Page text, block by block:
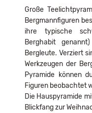
Große
Bergmannfiguren
ihre typische
Berghabit
Bergleute. Verziert
Werkzeugen der
Pyramide können
Figuren beobachtet
Die Hauspyramide
Blickfang zur